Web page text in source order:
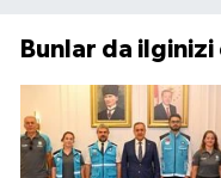
Bunlar da